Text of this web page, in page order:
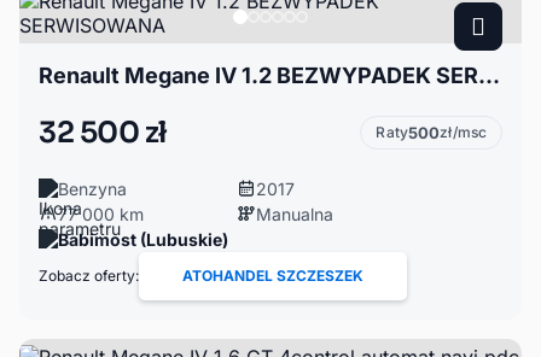
Renault Megane IV 1.2 BEZWYPADEK SERWISOWANA
32 500 zł Raty500zł/msc
Benzyna
2017
77 000 km
Manualna
Babimost (Lubuskie)
Zobacz oferty: ATOHANDEL SZCZESZEK